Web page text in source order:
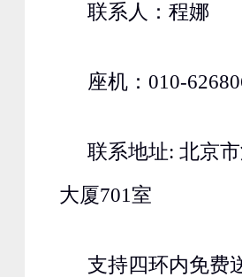
联系人：程娜
座机：010-
联系地址: 北京
大厦701室
支持四环内免费